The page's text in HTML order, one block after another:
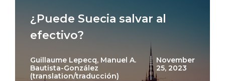
¿Puede Suecia salvar al
efectivo?
Guillaume Lepecq, Manuel A.
Bautista-González
(translation/traducción)
November
25, 2023